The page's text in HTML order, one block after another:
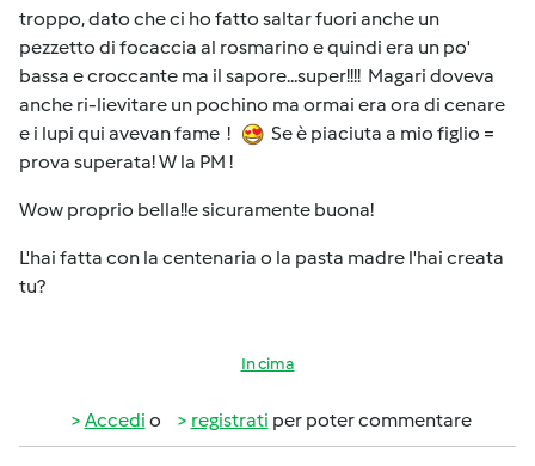
troppo, dato che ci ho fatto saltar fuori anche un
pezzetto di focaccia al rosmarino e quindi era un po'
bassa e croccante ma il sapore...super!!!! Magari doveva
anche ri-lievitare un pochino ma ormai era ora di cenare
e i lupi qui avevan fame !
Se è piaciuta a mio figlio =
prova superata! W la PM !
Wow proprio bella!!e sicuramente buona!
L'hai fatta con la centenaria o la pasta madre l'hai creata
tu?
In cima
Accedi o registrati per poter commentare